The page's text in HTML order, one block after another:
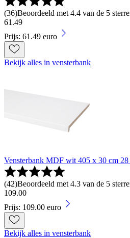
(36)Beoordeeld met 4.4 van de 5
61 .49
Prijs: 61.49 euro
Bekijk alles in vensterbank
Vensterbank MDF wit 405 x 30 cm 28
(42)Beoordeeld met 4.3 van de 5
109.00
Prijs: 109.00 euro
Bekijk alles in vensterbank